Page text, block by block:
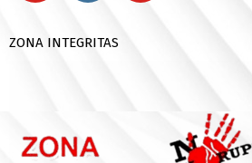
ZONA INTEGRITAS